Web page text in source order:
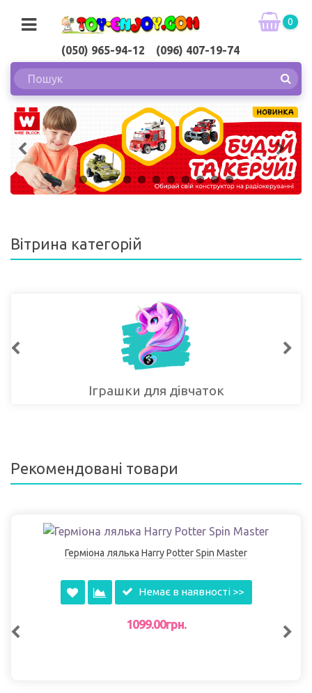
(050) 965-94-12 (096) 407-19-74
0
Вітрина категорій
Іграшки для дівчаток
Рекомендовані товари
Герміона лялька Harry Potter Spin Master
Немає в наявності >>
1099.00грн.